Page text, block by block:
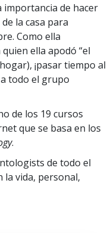
importancia de hacer
la casa para
Como ella
ella apodó “el
¡pasar tiempo al
todo el grupo
de los 19 cursos
que se basa en los
.
de todo el
la vida, personal,